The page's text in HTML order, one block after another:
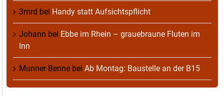
3mrd bei Handy statt Aufsichtspflicht
Johann bei Ebbe im Rhein – grauebraune Fluten im
Inn
Munner Benne bei Ab Montag: Baustelle an der B15